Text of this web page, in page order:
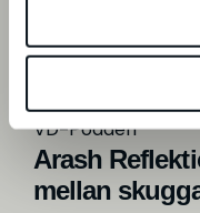
#134:
VD-Podden
Arash
mellan